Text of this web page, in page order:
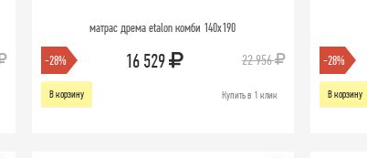
матрас дрема etalon комби 140х190
-28% 16 529 22 956
В корзину Купить в 1 клик
-28%
В корзину